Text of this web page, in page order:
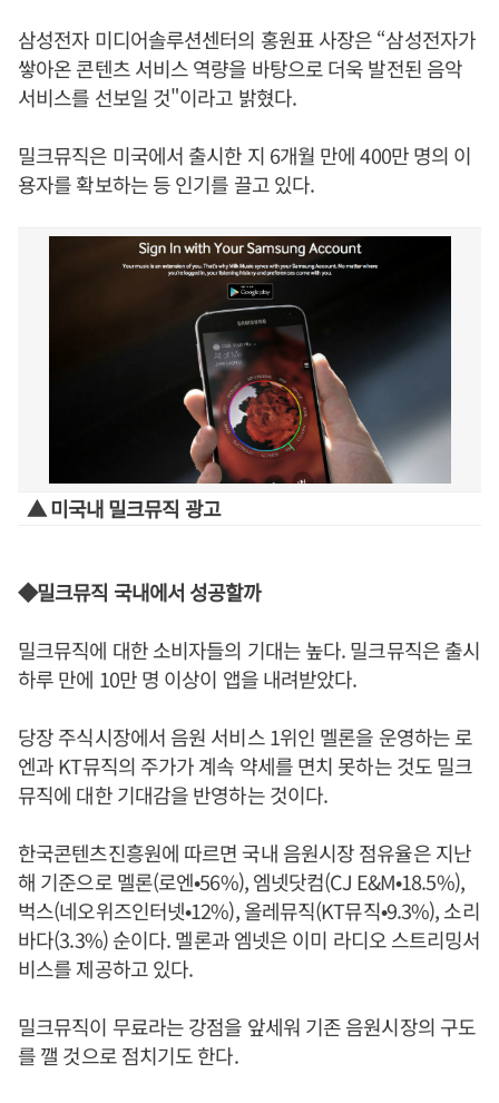
삼성전자 미디어솔루션센터의 홍원표 사장은 “삼성전자가
쌓아온 콘텐츠 서비스 역량을 바탕으로 더욱 발전된 음악
서비스를 선보일 것"이라고 밝혔다.
밀크뮤직은 미국에서 출시한 지 6개월 만에 400만 명의 이
용자를 확보하는 등 인기를 끌고 있다.
▲ 미국내 밀크뮤직 광고
◆밀크뮤직 국내에서 성공할까
밀크뮤직에 대한 소비자들의 기대는 높다. 밀크뮤직은 출시
하루 만에 10만 명 이상이 앱을 내려받았다.
당장 주식시장에서 음원 서비스 1위인 멜론을 운영하는 로
엔과 KT뮤직의 주가가 계속 약세를 면치 못하는 것도 밀크
뮤직에 대한 기대감을 반영하는 것이다.
한국콘텐츠진흥원에 따르면 국내 음원시장 점유율은 지난
해 기준으로 멜론(로엔•56%), 엠넷닷컴(CJ E&M•18.5%),
벅스(네오위즈인터넷•12%), 올레뮤직(KT뮤직•9.3%), 소리
바다(3.3%) 순이다. 멜론과 엠넷은 이미 라디오 스트리밍서
비스를 제공하고 있다.
밀크뮤직이 무료라는 강점을 앞세워 기존 음원시장의 구도
를 깰 것으로 점치기도 한다.